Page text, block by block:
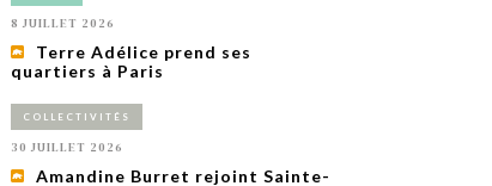
8 JUILLET 2026
Terre Adélice prend ses
quartiers à Paris
COLLECTIVITÉS
30 JUILLET 2026
Amandine Burret rejoint Sainte-